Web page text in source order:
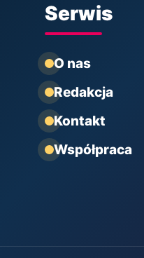
Serwis
O nas
Redakcja
Kontakt
Współpraca